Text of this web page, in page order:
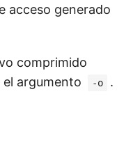
acceso generado
comprimido
argumento
-o .